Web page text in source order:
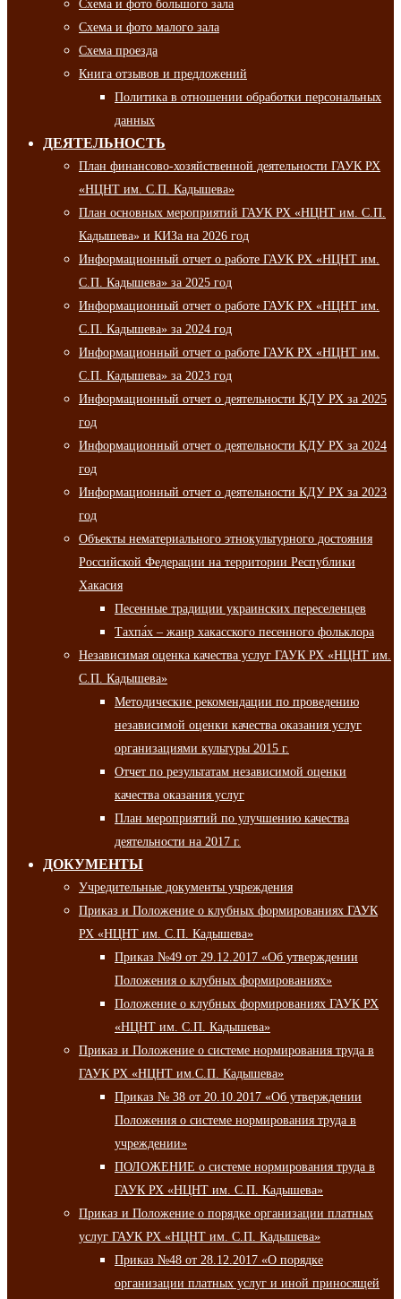
Схема и фото большого зала
Схема и фото малого зала
Схема проезда
Книга отзывов и предложений
Политика в отношении обработки персональных
данных
ДЕЯТЕЛЬНОСТЬ
План финансово-хозяйственной деятельности ГАУК РХ
«НЦНТ им. С.П. Кадышева»
План основных мероприятий ГАУК РХ «НЦНТ им. С.П.
Кадышева» и КИЗа на 2026 год
Информационный отчет о работе ГАУК РХ «НЦНТ им.
С.П. Кадышева» за 2025 год
Информационный отчет о работе ГАУК РХ «НЦНТ им.
С.П. Кадышева» за 2024 год
Информационный отчет о работе ГАУК РХ «НЦНТ им.
С.П. Кадышева» за 2023 год
Информационный отчет о деятельности КДУ РХ за 2025
год
Информационный отчет о деятельности КДУ РХ за 2024
год
Информационный отчет о деятельности КДУ РХ за 2023
год
Объекты нематериального этнокультурного достояния
Российской Федерации на территории Республики
Хакасия
Песенные традиции украинских переселенцев
Тахпа́х – жанр хакасского песенного фольклора
Независимая оценка качества услуг ГАУК РХ «НЦНТ им.
С.П. Кадышева»
Методические рекомендации по проведению
независимой оценки качества оказания услуг
организациями культуры 2015 г.
Отчет по результатам независимой оценки
качества оказания услуг
План мероприятий по улучшению качества
деятельности на 2017 г.
ДОКУМЕНТЫ
Учредительные документы учреждения
Приказ и Положение о клубных формированиях ГАУК
РХ «НЦНТ им. С.П. Кадышева»
Приказ №49 от 29.12.2017 «Об утверждении
Положения о клубных формированиях»
Положение о клубных формированиях ГАУК РХ
«НЦНТ им. С.П. Кадышева»
Приказ и Положение о системе нормирования труда в
ГАУК РХ «НЦНТ им.С.П. Кадышева»
Приказ № 38 от 20.10.2017 «Об утверждении
Положения о системе нормирования труда в
учреждении»
ПОЛОЖЕНИЕ о системе нормирования труда в
ГАУК РХ «НЦНТ им. С.П. Кадышева»
Приказ и Положение о порядке организации платных
услуг ГАУК РХ «НЦНТ им. С.П. Кадышева»
Приказ №48 от 28.12.2017 «О порядке
организации платных услуг и иной приносящей